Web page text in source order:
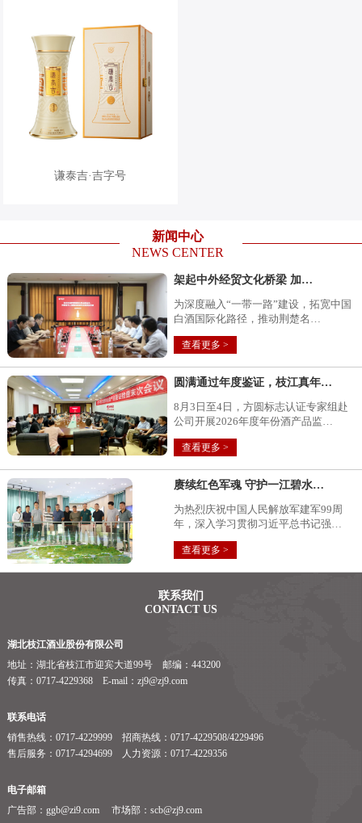
谦泰吉·吉字号
新闻中心
NEWS CENTER
架起中外经贸文化桥梁 加…
为深度融入“一带一路”建设，拓宽中国
白酒国际化路径，推动荆楚名…
查看更多 >
圆满通过年度鉴证，枝江真年…
8月3日至4日，方圆标志认证专家组赴
公司开展2026年度年份酒产品监…
查看更多 >
赓续红色军魂 守护一江碧水…
为热烈庆祝中国人民解放军建军99周
年，深入学习贯彻习近平总书记强…
查看更多 >
联系我们
CONTACT US
湖北枝江酒业股份有限公司
地址：湖北省枝江市迎宾大道99号 邮编：443200
传真：0717-4229368 E-mail：zj9@zj9.com
联系电话
销售热线：0717-4229999 招商热线：0717-4229508/4229496
售后服务：0717-4294699 人力资源：0717-4229356
电子邮箱
广告部：ggb@zi9.com 市场部：scb@zj9.com